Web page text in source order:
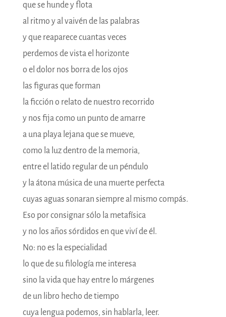
que se hunde y flota
al ritmo y al vaivén de las palabras
y que reaparece cuantas veces
perdemos de vista el horizonte
o el dolor nos borra de los ojos
las figuras que forman
la ficción o relato de nuestro recorrido
y nos fija como un punto de amarre
a una playa lejana que se mueve,
como la luz dentro de la memoria,
entre el latido regular de un péndulo
y la átona música de una muerte perfecta
cuyas aguas sonaran siempre al mismo compás.
Eso por consignar sólo la metafísica
y no los años sórdidos en que viví de él.
No: no es la especialidad
lo que de su filología me interesa
sino la vida que hay entre lo márgenes
de un libro hecho de tiempo
cuya lengua podemos, sin hablarla, leer.